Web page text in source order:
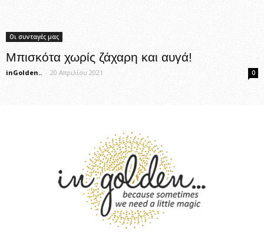
Οι συνταγές μας
Μπισκότα χωρίς ζάχαρη και αυγά!
inGolden.. - 20 Απριλίου 2021 0